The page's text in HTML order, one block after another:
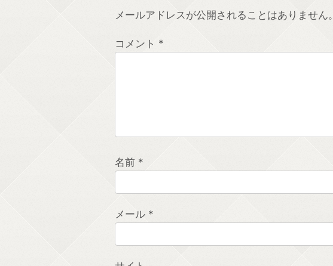
メールアドレスが公開されることはありません。
コメント *
名前 *
メール *